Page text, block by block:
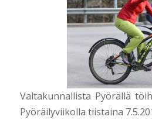
Valtakunnallista Pyörällä
Pyöräilyviikolla tiistaina